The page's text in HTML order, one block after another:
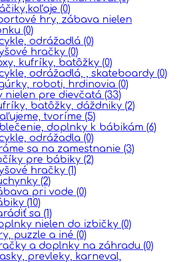
(0)
hry, zábava nielen
(0)
odrážadlá (0)
hračky (0)
kufríky, batôžky (0)
odrážadlá, , skateboardy (0)
roboti, hrdinovia (0)
nielen pre dievčatá (33)
batôžky, dáždniky (2)
tvoríme (5)
doplnky k bábikám (6)
odrážadla (0)
sa na zamestnanie (3)
pre bábiky (2)
hračky (1)
(2)
pri vode (0)
(10)
sa (1)
nielen do izbičky (0)
puzzle a iné (0)
a doplnky na záhradu (0)
prevleky, karneval,